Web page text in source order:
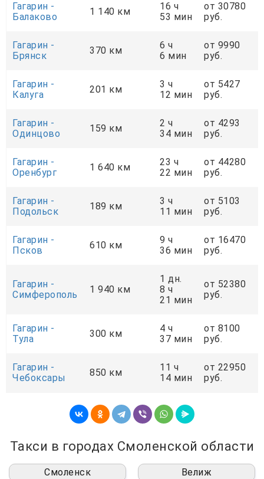
Гагарин -
Балаково
1 140 км
16 ч
53 мин
от 30780
руб.
Гагарин -
Брянск
370 км
6 ч
6 мин
от 9990
руб.
Гагарин -
Калуга
201 км
3 ч
12 мин
от 5427
руб.
Гагарин -
Одинцово
159 км
2 ч
34 мин
от 4293
руб.
Гагарин -
Оренбург
1 640 км
23 ч
22 мин
от 44280
руб.
Гагарин -
Подольск
189 км
3 ч
11 мин
от 5103
руб.
Гагарин -
Псков
610 км
9 ч
36 мин
от 16470
руб.
Гагарин -
Симферополь
1 940 км
1 дн.
8 ч
21 мин
от 52380
руб.
Гагарин -
Тула
300 км
4 ч
37 мин
от 8100
руб.
Гагарин -
Чебоксары
850 км
11 ч
14 мин
от 22950
руб.
Такси в городах Смоленской области
Смоленск Велиж